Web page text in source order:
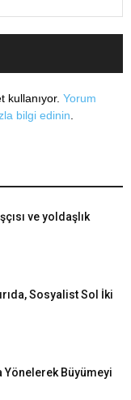
kullanıyor. Yorum
bilgi edinin.
ve yoldaşlık
Sosyalist Sol İki
Yönelerek Büyümeyi